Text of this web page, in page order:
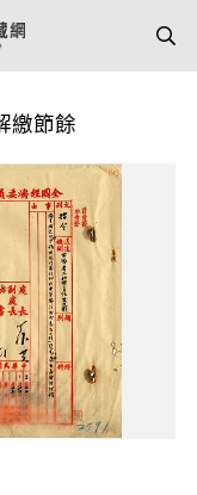
繳節餘